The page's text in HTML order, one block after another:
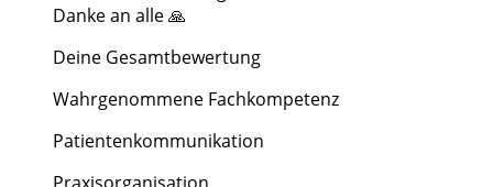
Danke an alle 🙏
Deine Gesamtbewertung
Wahrgenommene Fachkompetenz
Patientenkommunikation